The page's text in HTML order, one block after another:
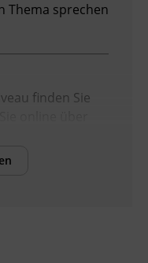
Thema sprechen
finden Sie
am